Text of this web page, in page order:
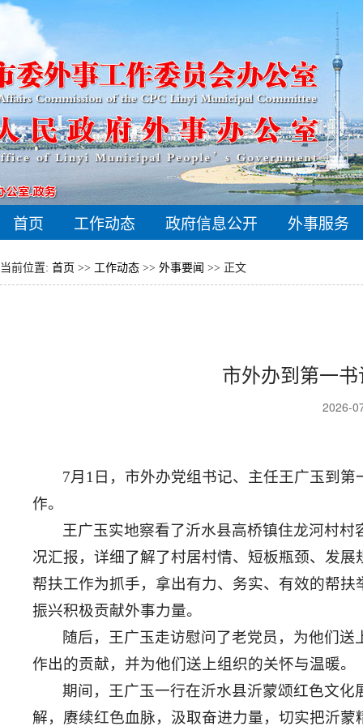
首页 工作动态 政府信息公开 外事服务
当前位置: 首页 >> 工作动态 >> 外事要闻 >> 正文
市外办到第一
2026-
7月1日，市外办党组书记、主任王广玉到
作。
王广玉实地察看了沂水县高桥镇住龙河村
况汇报，详细了解了村居村情、短板瓶颈、发
帮扶工作为抓手，拿出有力、务实、有效的帮
振兴积极贡献外事力量。
随后，王广玉走访慰问了老党员，为他们
作出的贡献，并为他们送上组织的关怀与温暖。
期间，王广玉一行在沂水县沂蒙颂红色文
解，赓续红色血脉，汲取奋进力量，切实把沂